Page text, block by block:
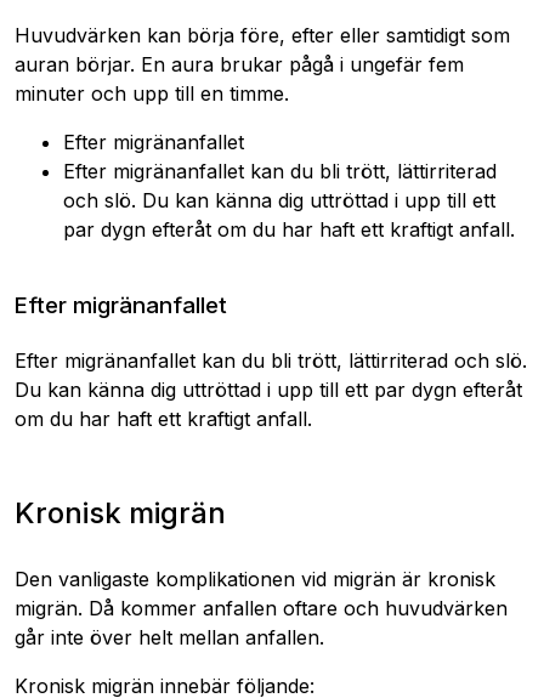
Huvudvärken kan börja före, efter eller samtidigt som
auran börjar. En aura brukar pågå i ungefär fem
minuter och upp till en timme.
Efter migränanfallet
Efter migränanfallet kan du bli trött, lättirriterad
och slö. Du kan känna dig uttröttad i upp till ett
par dygn efteråt om du har haft ett kraftigt anfall.
Efter migränanfallet
Efter migränanfallet kan du bli trött, lättirriterad och slö.
Du kan känna dig uttröttad i upp till ett par dygn efteråt
om du har haft ett kraftigt anfall.
Kronisk migrän
Den vanligaste komplikationen vid migrän är kronisk
migrän. Då kommer anfallen oftare och huvudvärken
går inte över helt mellan anfallen.
Kronisk migrän innebär följande: